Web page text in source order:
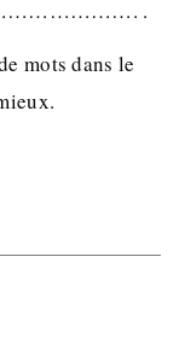
.
mots dans le